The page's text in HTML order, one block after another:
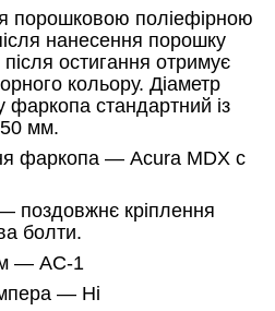
порошковою поліефірною
нанесення порошку
остигання отримує
кольору. Діаметр
фаркопа стандартний із
50 мм.
фаркопа — Acura MDX c
поздовжнє кріплення
болти.
— АC-1
— Ні